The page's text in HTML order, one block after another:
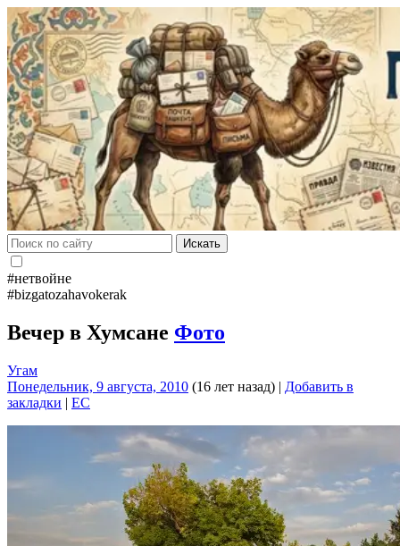
Искать
#нетвойне
#bizgatozahavokerak
Вечер в Хумсане Фото
Угам
Понедельник, 9 августа, 2010 (16 лет назад) | Добавить в
закладки | EC